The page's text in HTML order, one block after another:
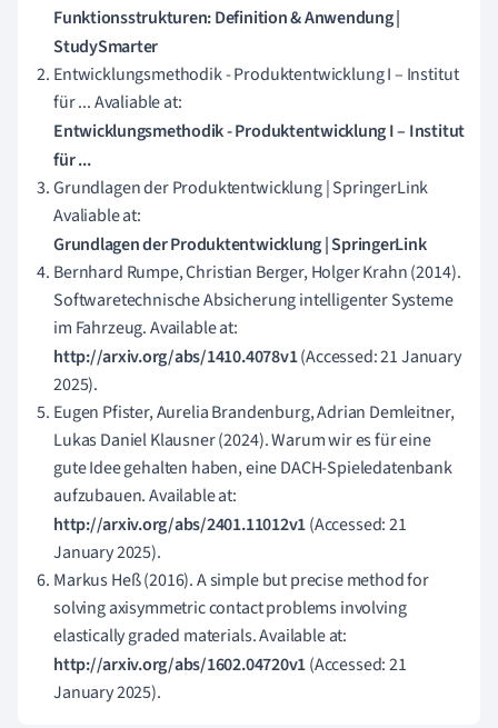
Funktionsstrukturen: Definition & Anwendung |
StudySmarter
Entwicklungsmethodik - Produktentwicklung I – Institut
für ... Avaliable at:
Entwicklungsmethodik - Produktentwicklung I – Institut
für ...
Grundlagen der Produktentwicklung | SpringerLink
Avaliable at:
Grundlagen der Produktentwicklung | SpringerLink
Bernhard Rumpe, Christian Berger, Holger Krahn (2014).
Softwaretechnische Absicherung intelligenter Systeme
im Fahrzeug. Available at:
http://arxiv.org/abs/1410.4078v1(Accessed: 21 January
2025).
Eugen Pfister, Aurelia Brandenburg, Adrian Demleitner,
Lukas Daniel Klausner (2024). Warum wir es für eine
gute Idee gehalten haben, eine DACH-Spieledatenbank
aufzubauen. Available at:
http://arxiv.org/abs/2401.11012v1(Accessed: 21
January 2025).
Markus Heß (2016). A simple but precise method for
solving axisymmetric contact problems involving
elastically graded materials. Available at:
http://arxiv.org/abs/1602.04720v1(Accessed: 21
January 2025).